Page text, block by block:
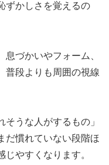
ずかしさを覚えるの
づかいやフォーム、
普段よりも周囲の視線
うな人がするもの」
だ慣れていない段階ほ
やすくなります。